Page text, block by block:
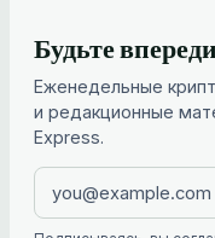
Будьте
Еженедельные
и редакционные
Express.